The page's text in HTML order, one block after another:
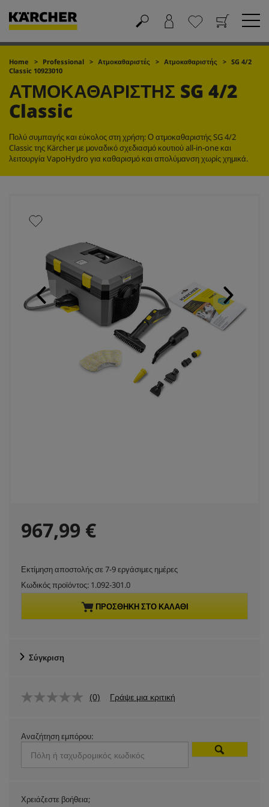
Καλάθι
Αγαπημένα
Home Professional Ατμοκαθαριστές Ατμοκαθαριστής
SG 4/2
Classic 10923010
ΑΤΜΟΚΑΘΑΡΙΣΤΉΣ SG 4/2
Classic
Πολύ συμπαγής και εύκολος στη χρήση: Ο ατμοκαθαριστής SG 4/2
Classic της Kärcher με μοναδικό σχεδιασμό κουτιού all-in-one και
λειτουργία VapoHydro για καθαρισμό και απολύμανση χωρίς χημικά.
C
r
r
n
p
r
o
967,99 €
Εκτίμηση αποστολής σε 7-9 εργάσιμες ημέρες
Κωδικός προϊόντος: 1.092-301.0
ΠΡΟΣΘΉΚΗ ΣΤΟ ΚΑΛΆΘΙ
Σύγκριση
(0) Γράψε μια κριτική
Αναζήτηση εμπόρου:
Χρειάζεστε βοήθεια;